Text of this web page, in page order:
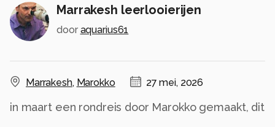
Marrakesh leerlooierijen
door aquarius61
Marrakesh, Marokko 27 mei, 2026
in maart een rondreis door Marokko gemaakt, dit